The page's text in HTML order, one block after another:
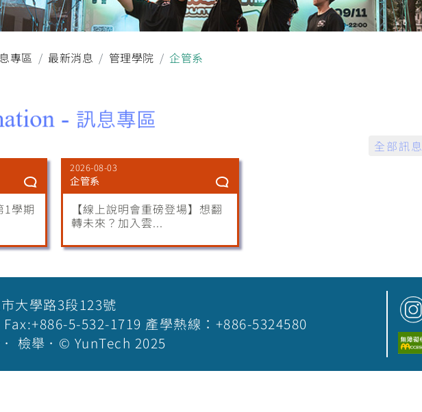
專區 最新消息 管理學院 企管系
全部訊息
1學期
2026-08-03
企管系
【線上說明會重磅登場】想翻
轉未來？加入雲...
大學路3段123號
5-532-1719 產學熱線：+886-5324580
． 檢舉 ．© YunTech 2025